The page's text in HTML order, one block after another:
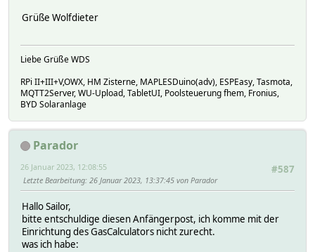
Grüße Wolfdieter
Liebe Grüße WDS
RPi II+III+V,OWX, HM Zisterne, MAPLESDuino(adv), ESPEasy, Tasmota,
MQTT2Server, WU-Upload, TabletUI, Poolsteuerung fhem, Fronius,
BYD Solaranlage
Parador
#587
26 Januar 2023, 12:08:55
Letzte Bearbeitung: 26 Januar 2023, 13:37:45 von Parador
Hallo Sailor,
bitte entschuldige diesen Anfängerpost, ich komme mit der
Einrichtung des GasCalculators nicht zurecht.
was ich habe: